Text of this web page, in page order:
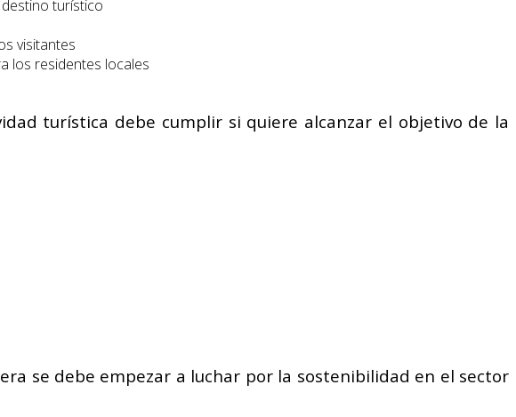
turístico
visitantes
los residentes locales
turística debe cumplir si quiere alcanzar el objetivo de la
se debe empezar a luchar por la sostenibilidad en el sector